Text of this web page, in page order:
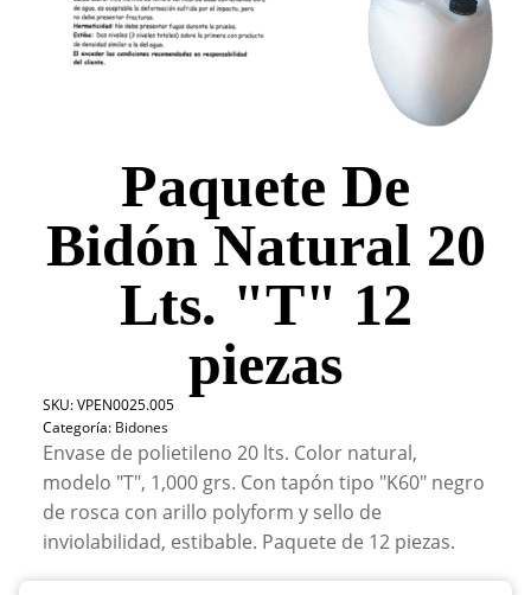
Paquete De
Bidón Natural 20
Lts. "T" 12
piezas
SKU:VPEN0025.005
Categoría: Bidones
Envase de polietileno 20 lts. Color natural,
modelo "T", 1,000 grs. Con tapón tipo "K60" negro
de rosca con arillo polyform y sello de
inviolabilidad, estibable. Paquete de 12 piezas.